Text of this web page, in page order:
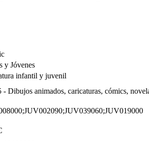
y Jóvenes
infantil y juvenil
- Dibujos animados, caricaturas, cómics,